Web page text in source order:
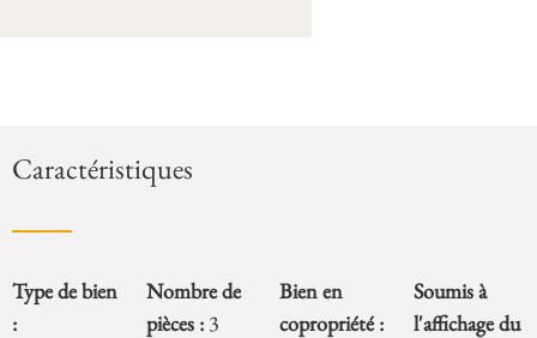
Caractéristiques
Type de bien
:
Nombre de
pièces :3
Bien en
copropriété :
Soumis à
l'affichage du